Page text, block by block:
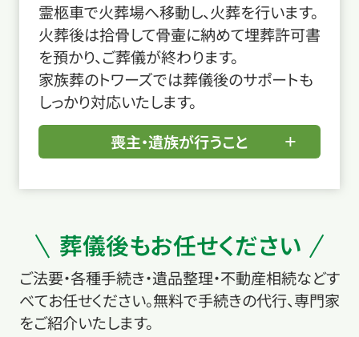
霊柩車で火葬場へ移動し、火葬を行います。
火葬後は拾骨して骨壷に納めて埋葬許可書
を預かり、ご葬儀が終わります。
家族葬のトワーズでは葬儀後のサポートも
しっかり対応いたします。
喪主・遺族が行うこと
葬儀後もお任せください
ご法要・各種手続き・遺品整理・不動産相続などす
べてお任せください。無料で手続きの代行、専門家
をご紹介いたします。